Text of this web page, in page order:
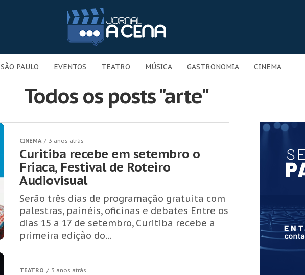
SÃO PAULO EVENTOS TEATRO MÚSICA GASTRONOMIA CINEMA
Todos os posts "arte"
CINEMA 3 anos atrás
Curitiba recebe em setembro o
Friaca, Festival de Roteiro
Audiovisual
Serão três dias de programação gratuita com
palestras, painéis, oficinas e debates Entre os
dias 15 a 17 de setembro, Curitiba recebe a
primeira edição do...
TEATRO 3 anos atrás